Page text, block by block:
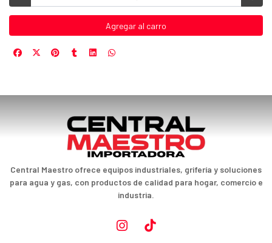
Agregar al carro
Central Maestro ofrece equipos industriales, grifería y soluciones
para agua y gas, con productos de calidad para hogar, comercio e
industria.